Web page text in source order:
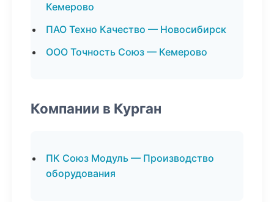
Кемерово
ПАО Техно Качество — Новосибирск
ООО Точность Союз — Кемерово
Компании в Курган
ПК Союз Модуль — Производство
оборудования